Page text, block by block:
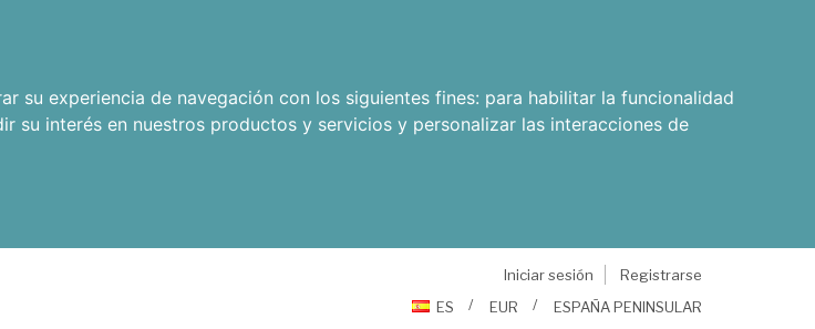
su experiencia de navegación con los siguientes fines: para habilitar la funcionalidad
su interés en nuestros productos y servicios y personalizar las interacciones de
Iniciar sesión
Registrarse
ES
EUR ESPAÑA PENINSULAR